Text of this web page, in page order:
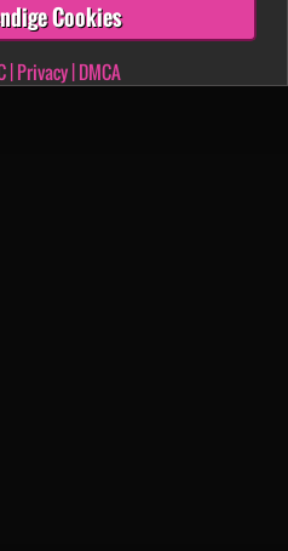
Cookies
|Privacy|DMCA